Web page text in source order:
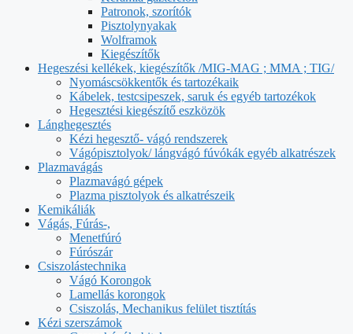
Patronok, szorítók
Pisztolynyakak
Wolframok
Kiegészítők
Hegeszési kellékek, kiegészítők /MIG-MAG ; MMA ; TIG/
Nyomáscsökkentők és tartozékaik
Kábelek, testcsipeszek, saruk és egyéb tartozékok
Hegesztési kiegészítő eszközök
Lánghegesztés
Kézi hegesztő- vágó rendszerek
Vágópisztolyok/ lángvágó fúvókák egyéb alkatrészek
Plazmavágás
Plazmavágó gépek
Plazma pisztolyok és alkatrészeik
Kemikáliák
Vágás, Fúrás-,
Menetfúró
Fúrószár
Csiszolástechnika
Vágó Korongok
Lamellás korongok
Csiszolás, Mechanikus felület tisztítás
Kézi szerszámok